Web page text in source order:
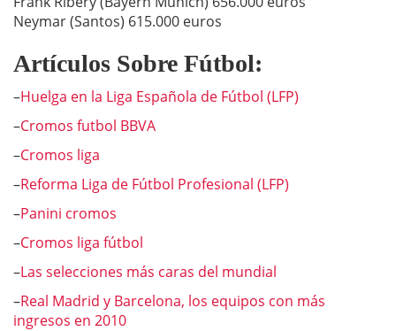
Neymar (Santos) 615.000 euros
Artículos Sobre Fútbol:
–Huelga en la Liga Española de Fútbol (LFP)
–Cromos futbol BBVA
–Cromos liga
–Reforma Liga de Fútbol Profesional (LFP)
–Panini cromos
–Cromos liga fútbol
–Las selecciones más caras del mundial
–Real Madrid y Barcelona, los equipos con más
ingresos en 2010